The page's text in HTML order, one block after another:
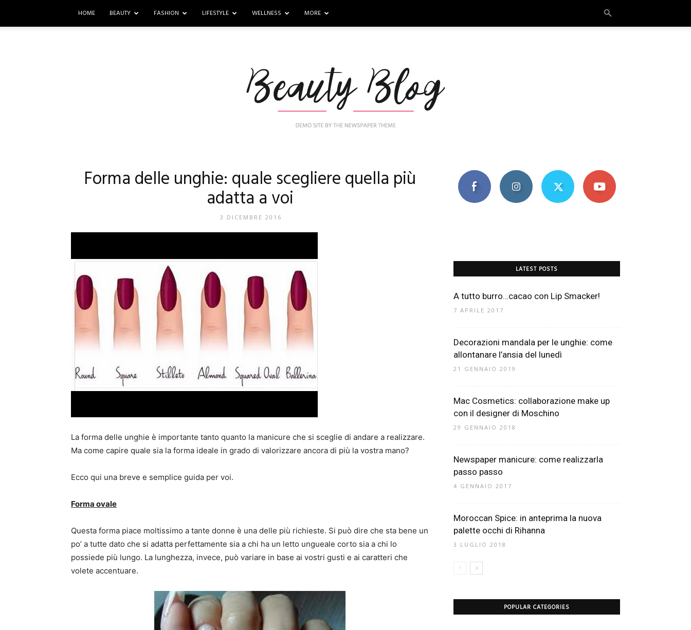
HOME BEAUTY FASHION LIFESTYLE WELLNESS MORE
Nail
Forma delle unghie: quale scegliere quella più
adatta a voi
3 DICEMBRE 2016
La forma delle unghie è importante tanto quanto la manicure che si sceglie di andare a realizzare.
Ma come capire quale sia la forma ideale in grado di valorizzare ancora di più la vostra mano?
Ecco qui una breve e semplice guida per voi.
Forma ovale
Questa forma piace moltissimo a tante donne è una delle più richieste. Si può dire che sta bene un
po’ a tutte dato che si adatta perfettamente sia a chi ha un letto ungueale corto sia a chi lo
possiede più lungo. La lunghezza, invece, può variare in base ai vostri gusti e ai caratteri che
volete accentuare.
LATEST POSTS
A tutto burro…cacao con Lip Smacker!
7 APRILE 2017
Decorazioni mandala per le unghie: come
allontanare l’ansia del lunedì
21 GENNAIO 2019
Mac Cosmetics: collaborazione make up
con il designer di Moschino
29 GENNAIO 2018
Newspaper manicure: come realizzarla
passo passo
4 GENNAIO 2017
Moroccan Spice: in anteprima la nuova
palette occhi di Rihanna
3 LUGLIO 2018
POPULAR CATEGORIES